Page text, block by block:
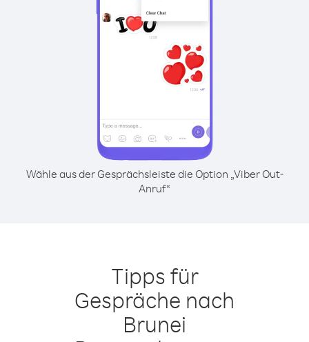
Wähle aus der Gesprächsleiste die Option „Viber Out-
Anruf“
Tipps für
Gespräche nach
Brunei